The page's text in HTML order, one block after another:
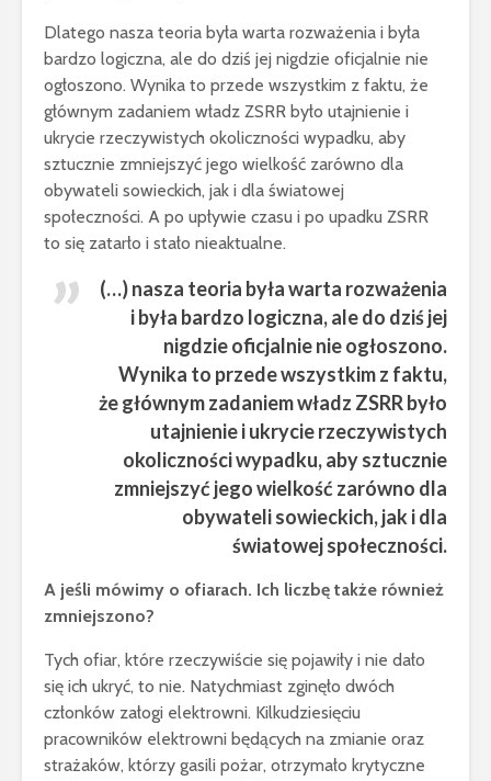
Dlatego nasza teoria była warta rozważenia i była
bardzo logiczna, ale do dziś jej nigdzie oficjalnie nie
ogłoszono. Wynika to przede wszystkim z faktu, że
głównym zadaniem władz ZSRR było utajnienie i
ukrycie rzeczywistych okoliczności wypadku, aby
sztucznie zmniejszyć jego wielkość zarówno dla
obywateli sowieckich, jak i dla światowej
społeczności. A po upływie czasu i po upadku ZSRR
to się zatarło i stało nieaktualne.
(…) nasza teoria była warta rozważenia
i była bardzo logiczna, ale do dziś jej
nigdzie oficjalnie nie ogłoszono.
Wynika to przede wszystkim z faktu,
że głównym zadaniem władz ZSRR było
utajnienie i ukrycie rzeczywistych
okoliczności wypadku, aby sztucznie
zmniejszyć jego wielkość zarówno dla
obywateli sowieckich, jak i dla
światowej społeczności.
A jeśli mówimy o ofiarach. Ich liczbę także również
zmniejszono?
Tych ofiar, które rzeczywiście się pojawiły i nie dało
się ich ukryć, to nie. Natychmiast zginęło dwóch
członków załogi elektrowni. Kilkudziesięciu
pracowników elektrowni będących na zmianie oraz
strażaków, którzy gasili pożar, otrzymało krytyczne